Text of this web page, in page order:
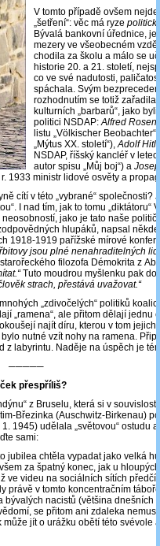
V tomto případě ovšem
„šetření“: věc má ryze
Bývalá bankovní úřednice,
mezery ve všeobecném
chodila za školu a málo se
historie 20. a 21. století,
co ve své nadutosti,
spáchala. Svým
rozhodnutím se totiž zařadila
kulturních „barbarů“, jako
politici NSDAP:Alfred
listu „Völkischer
„Mýtus XX. století“),Adolf
NSDAP, říšský kancléř v
autor spisu „Můj boj“) a
1933 ministr lidové osvěty a
cítí v této „vybrané“ společnosti?
I nad tím, jak to tomu „diktátoru“
jako je tato naše
hlupáků, napsal
1918-1919 pařížské mírové
jsou plné nenahraditelných
filozofa Démokrita z
Tuto moudrou myšlenku pak
strach, přestává uvažovat.“
„zdivočelých“ politiků
„ramena“, ale přitom dělají jednu
najít díru, kterou v tom jejich
nutné vzít nohy na ramena.
z labyrintu. Naděje na úspěch je
─────
přespříliš?
z Bruselu, která si v
Březinka (Auschwitz-Birkenau)
1945) udělala „světovou“ ostudu
sami:
jubilea chtěla vypadat jako velká
za špatný konec, jak u
ve videu na sociálních sítích
právě v tomto koncentračním
bývalých nacistů (většina dnešních
se přitom ani zdaleka
jít o urážku obětí této svévole